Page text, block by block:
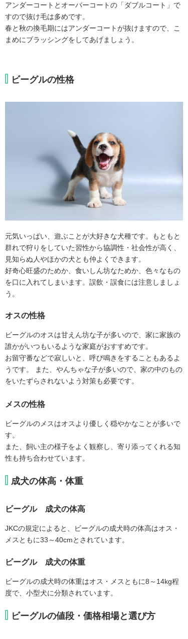
アンダーコートとオーバーコートの「ダブルコート」で
すので抜け毛は多めです。
春と秋の換毛期にはアンダーコートが抜けますので、こ
まめにブラッシングをしてあげましょう。
ビーグルの性格
元気いっぱい、遊ぶことが大好きな犬種です。もともと
群れで狩りをしていた習性から協調性・社会性が高く、
見知らぬ人やほかの犬とも仲よくできます。
好奇心旺盛のためか、食いしん坊なためか、色々なもの
を口に入れてしまいます。誤飲・誤食には注意しましょ
う。
オスの性格
ビーグルのオスは甘えん坊な子が多いので、家に家族の
誰かがいつもいるような家庭がおすすめです。
お留守番などで寂しいと、呼び鳴きをすることもあるよ
うです。 また、やんちゃな子が多いので、家の中のもの
をいたずらされないよう対策も必要です。
メスの性格
ビーグルのメスはオスより優しく穏やかなことが多いで
す。
また、飼い主の様子をよく観察し、寄り添ってくれる知
性も持ち合わせています。
成犬の体高・体重
ビーグル 成犬の体高
JKCの規定によると、ビーグルの成犬時の体高はオス・
メスともに33～40cmとされています。
ビーグル 成犬の体重
ビーグルの成犬時の体重はオス・メスともに8～14kg程
度で、小型犬に分類されています。
ビーグルの値段・価格相場と選び方